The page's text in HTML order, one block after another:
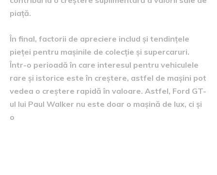
piață.
În final, factorii de apreciere includ și tendințele
pieței pentru mașinile de colecție și supercaruri.
Într-o perioadă în care interesul pentru vehiculele
rare și istorice este în creștere, astfel de mașini pot
vedea o creștere rapidă în valoare. Astfel, Ford GT-
ul lui Paul Walker nu este doar o mașină de lux, ci și
o